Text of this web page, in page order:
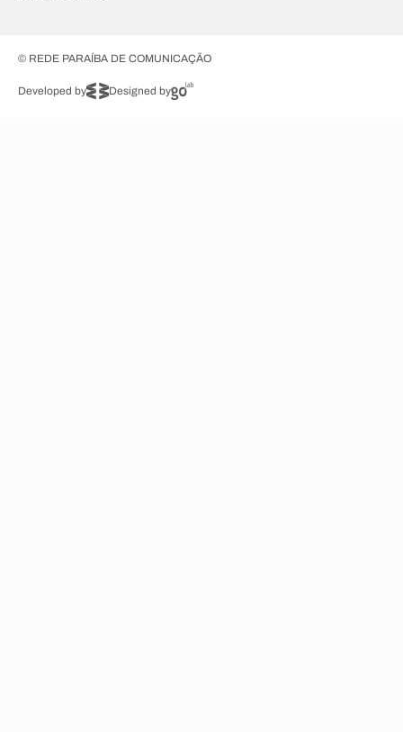
© REDE PARAÍBA DE COMUNICAÇÃO
Developed by Designed by